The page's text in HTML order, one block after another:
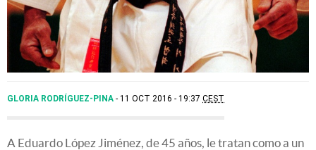
GLORIA RODRÍGUEZ-PINA 11 OCT 2016 - 19:37 CEST
A Eduardo López Jiménez, de 45 años, le tratan como a un